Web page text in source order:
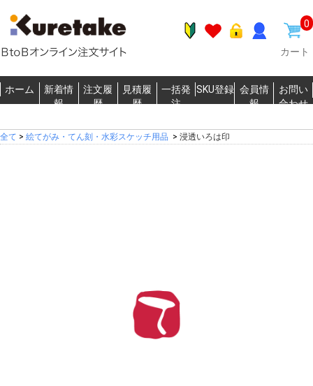
0
カート
ホーム
新着情
報
注文履
歴
見積履
歴
一括発
注
SKU登録 会員情
報
お問い
合わせ
全て > 絵てがみ・てん刻・水彩スケッチ用品 > 浸透いろは印